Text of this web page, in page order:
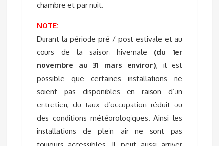
chambre et par nuit.
NOTE:
Durant la période pré / post estivale et au
cours de la saison hivernale (du 1er
novembre au 31 mars environ), il est
possible que certaines installations ne
soient pas disponibles en raison d’un
entretien, du taux d’occupation réduit ou
des conditions météorologiques. Ainsi les
installations de plein air ne sont pas